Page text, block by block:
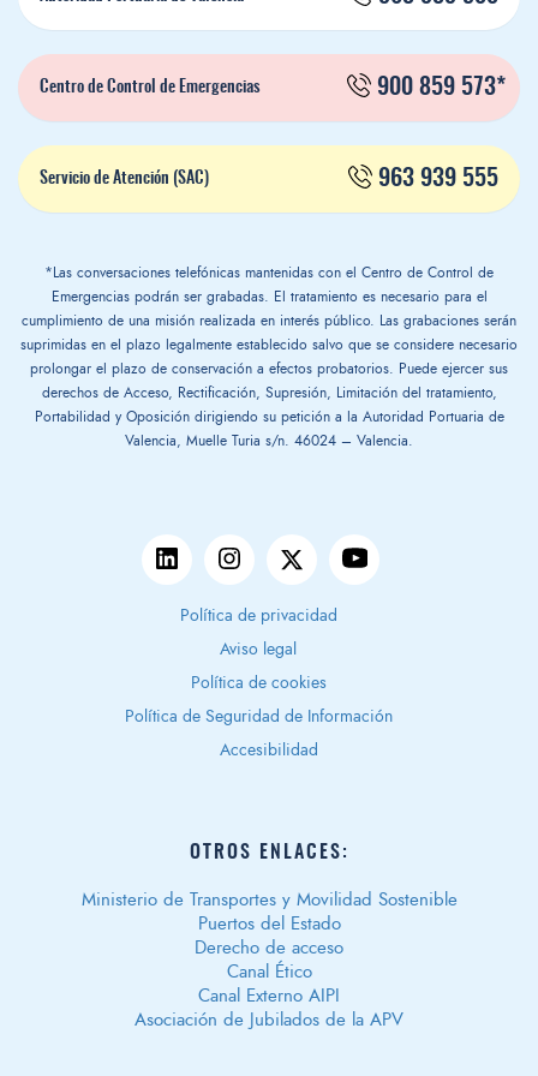
Centro de Control de Emergencias 900 859 573*
Servicio de Atención (SAC) 963 939 555
*Las conversaciones telefónicas mantenidas con el Centro de Control de
Emergencias podrán ser grabadas. El tratamiento es necesario para el
cumplimiento de una misión realizada en interés público. Las grabaciones serán
suprimidas en el plazo legalmente establecido salvo que se considere necesario
prolongar el plazo de conservación a efectos probatorios. Puede ejercer sus
derechos de Acceso, Rectificación, Supresión, Limitación del tratamiento,
Portabilidad y Oposición dirigiendo su petición a la Autoridad Portuaria de
Valencia, Muelle Turia s/n. 46024 – Valencia.
Política de privacidad
Aviso legal
Política de cookies
Política de Seguridad de Información
Accesibilidad
OTROS ENLACES:
Ministerio de Transportes y Movilidad Sostenible
Puertos del Estado
Derecho de acceso
Canal Ético
Canal Externo AIPI
Asociación de Jubilados de la APV